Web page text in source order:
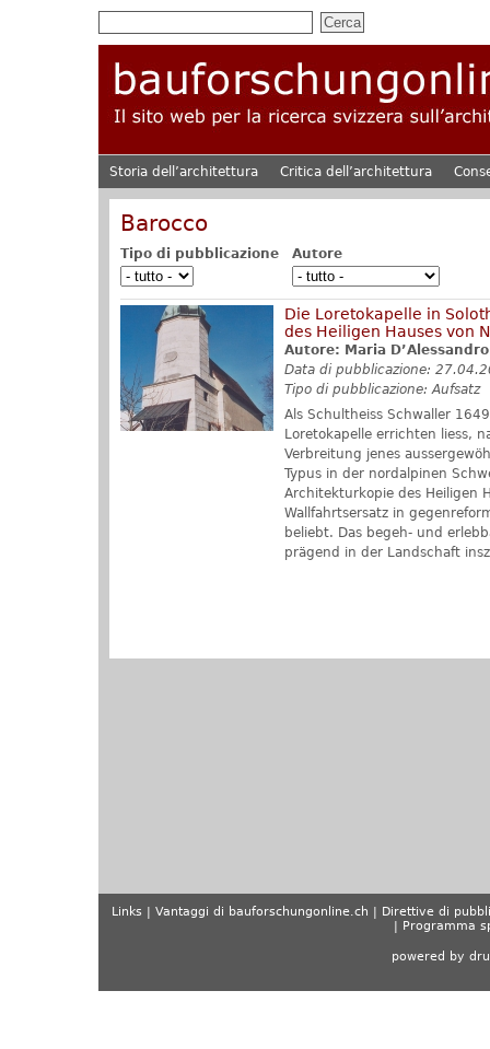
Storia dell’architettura Critica dell’architettura
Barocco
Tipo di pubblicazione Autore
Die Loretokapelle in
des Heiligen Hauses von
Autore: Maria D’Alessandro
Data di pubblicazione:
Tipo di pubblicazione: Aufsatz
Als Schultheiss Schwaller
Loretokapelle errichten liess,
Verbreitung jenes
Typus in der nordalpinen
Architekturkopie des Heiligen
Wallfahrtsersatz in
beliebt. Das begeh- und
prägend in der Landschaft
Links Vantaggi di bauforschungonline.ch
Direttive di
Programma
powered by